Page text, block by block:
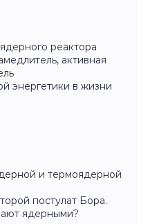
реактора
активная
энергетики в жизни
и термоядерной
постулат Бора.
ядерными?